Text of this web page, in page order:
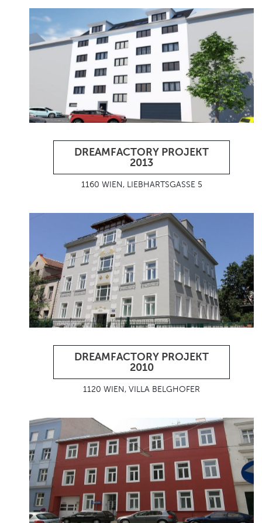
DREAMFACTORY PROJEKT
2013
1160 WIEN, LIEBHARTSGASSE 5
DREAMFACTORY PROJEKT
2010
1120 WIEN, VILLA BELGHOFER